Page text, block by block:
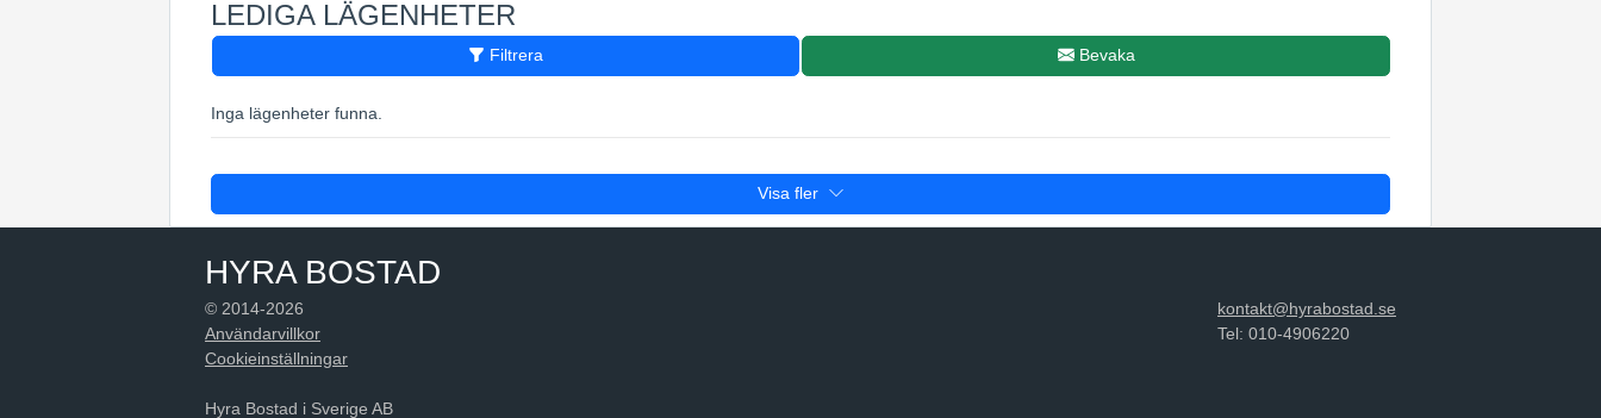
LEDIGA LÄGENHETER
Filtrera Bevaka
Inga lägenheter funna.
Visa fler
HYRA BOSTAD
kontakt@hyrabostad.se
Tel: 010-4906220
© 2014-2026
Användarvillkor
Cookieinställningar
Hyra Bostad i Sverige AB